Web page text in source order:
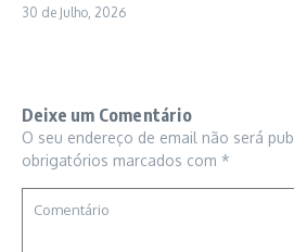
30 de Julho, 2026
Deixe um Comentário
O seu endereço de email não será
obrigatórios marcados com *